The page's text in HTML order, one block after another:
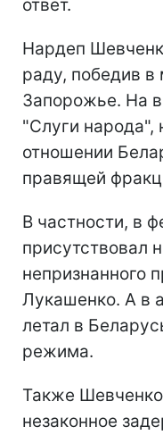
ответ.
Нардеп
раду, победив
Запорожье. На
"Слуги народа",
отношении
правящей
В частности, в
присутствовал
непризнанного
Лукашенко. А в
летал в
режима.
Также
незаконное